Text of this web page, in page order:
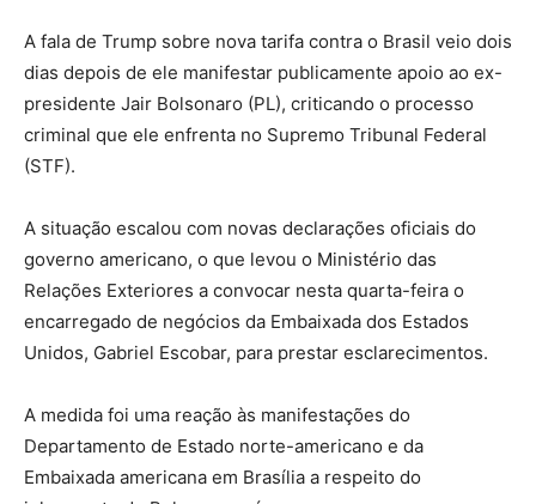
A fala de Trump sobre nova tarifa contra o Brasil veio dois
dias depois de ele manifestar publicamente apoio ao ex-
presidente Jair Bolsonaro (PL), criticando o processo
criminal que ele enfrenta no Supremo Tribunal Federal
(STF).
A situação escalou com novas declarações oficiais do
governo americano, o que levou o Ministério das
Relações Exteriores a convocar nesta quarta-feira o
encarregado de negócios da Embaixada dos Estados
Unidos, Gabriel Escobar, para prestar esclarecimentos.
A medida foi uma reação às manifestações do
Departamento de Estado norte-americano e da
Embaixada americana em Brasília a respeito do